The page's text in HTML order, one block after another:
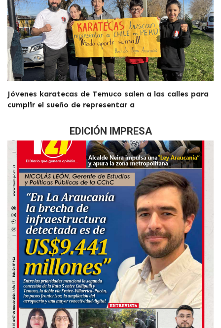
Jóvenes karatecas de Temuco salen a las calles para
cumplir el sueño de representar a
EDICIÓN IMPRESA